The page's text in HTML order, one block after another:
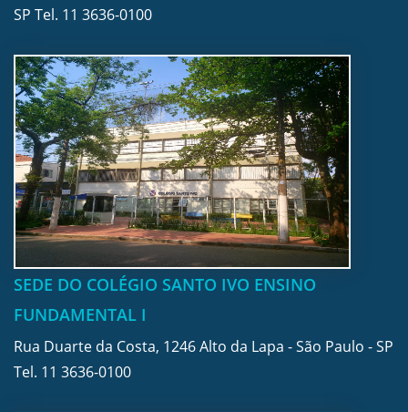
SP Tel. 11 3636-0100
SEDE DO COLÉGIO SANTO IVO ENSINO
FUNDAMENTAL I
Rua Duarte da Costa, 1246 Alto da Lapa - São Paulo - SP
Tel. 11 3636-0100